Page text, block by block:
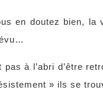
en doutez bien, la
pas à l’abri d’être
» ils se